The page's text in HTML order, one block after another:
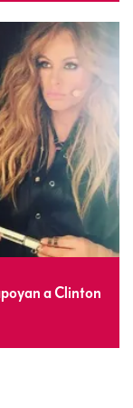
a Clinton